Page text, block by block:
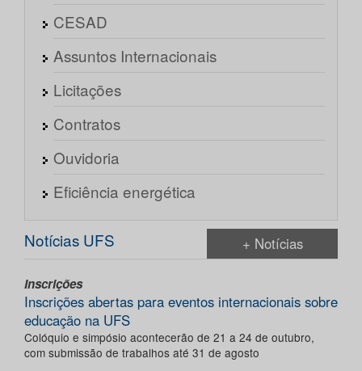
CESAD
Assuntos Internacionais
Licitações
Contratos
Ouvidoria
Eficiência energética
Notícias UFS + Notícias
Inscrições
Inscrições abertas para eventos internacionais sobre
educação na UFS
Colóquio e simpósio acontecerão de 21 a 24 de outubro,
com submissão de trabalhos até 31 de agosto